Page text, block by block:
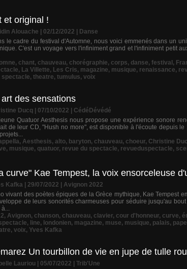
et original !
Alouache | 02/12/2022
Danse
le cadre du festival d'Automne, nous voici emmenés dans un
C'est un voyage vers l'infiniment grand et l'infiniment petit
, chant, chauveau, chorégraphie, corps, danse, festival ,
, La Villette, Les Cris, magazine, musique, renaissance,
spectacle, theatre, tumulus, voix
des sensations
Ducq | 07/10/2022
CédéDévédé
Quatuor Aesthesis nous propose une expérience sonore
de leur CD, "Hush no more", est disponible à l'écoute depuis
, Aesthesis, alto, baryton, chauveau, choeur, Christine
, musique, quatuor, revue du spectacle, revueduspectacle,
curve" Kae Tempest, la voix ensorceleuse
Kafka | 29/07/2022
Avignon 2022
vivant des poètes épiques de la Grèce mythique, Kae Tempest
de leurs sonorités charmeuses pour séduire jusqu'au
à...
, Avignon, chanson, chauveau, clavier, cour d'honneur, curve,
, line, londonien, magazine, muse, musique, palais,
, voix, Yves Kafka
Un tourbillon de vie en jupe de tulle
Lauriou | 05/07/2022
Trib'Une